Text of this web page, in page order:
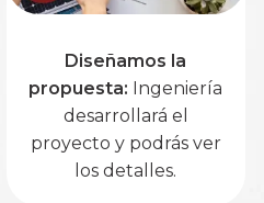
Diseñamos la
propuesta: Ingeniería
desarrollará el
proyecto y podrás ver
los detalles.